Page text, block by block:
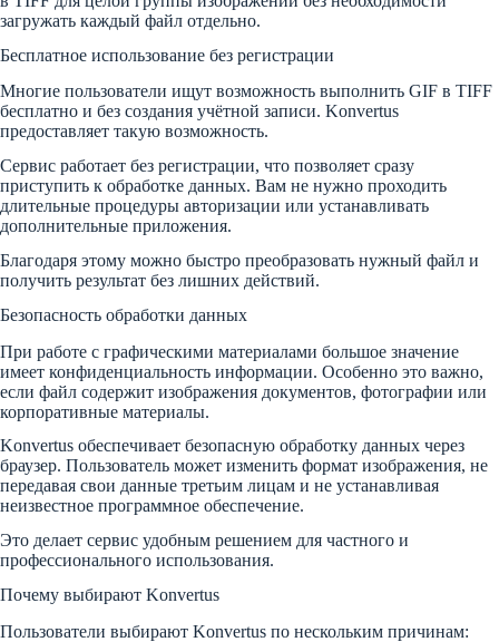
загружать каждый файл отдельно.
Бесплатное использование без регистрации
Многие пользователи ищут возможность выполнить GIF в TIFF
бесплатно и без создания учётной записи. Konvertus
предоставляет такую возможность.
Сервис работает без регистрации, что позволяет сразу
приступить к обработке данных. Вам не нужно проходить
длительные процедуры авторизации или устанавливать
дополнительные приложения.
Благодаря этому можно быстро преобразовать нужный файл и
получить результат без лишних действий.
Безопасность обработки данных
При работе с графическими материалами большое значение
имеет конфиденциальность информации. Особенно это важно,
если файл содержит изображения документов, фотографии или
корпоративные материалы.
Konvertus обеспечивает безопасную обработку данных через
браузер. Пользователь может изменить формат изображения, не
передавая свои данные третьим лицам и не устанавливая
неизвестное программное обеспечение.
Это делает сервис удобным решением для частного и
профессионального использования.
Почему выбирают Konvertus
Пользователи выбирают Konvertus по нескольким причинам: